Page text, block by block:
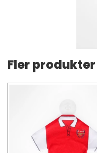
Fler produkter